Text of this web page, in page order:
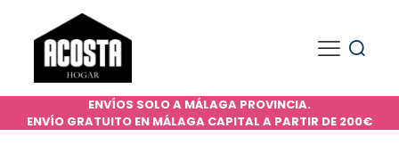
ENVÍOS SOLO A MÁLAGA PROVINCIA.
ENVÍO GRATUITO EN MÁLAGA CAPITAL A PARTIR DE 200€